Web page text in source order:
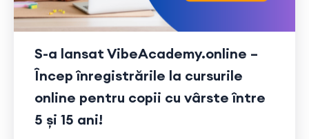
S-a lansat VibeAcademy.online –
Încep înregistrările la cursurile
online pentru copii cu vârste între
5 și 15 ani!